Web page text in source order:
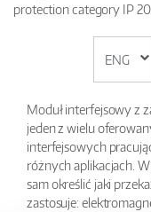
protection category IP 20.
Moduł interfejsowy z
jeden z wielu
interfejsowych
różnych aplikacjach.
sam określić jaki
zastosuje: